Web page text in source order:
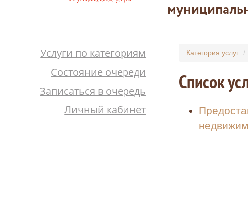
Услуги по категориям
Состояние очереди
Записаться в очередь
Личный кабинет
Категория услуг
Список